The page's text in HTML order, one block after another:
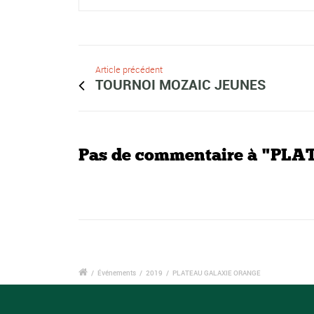
Article précédent
TOURNOI MOZAIC JEUNES
Pas de commentaire à
/ Événements / 2019 / PLATEAU GALAXIE ORANGE